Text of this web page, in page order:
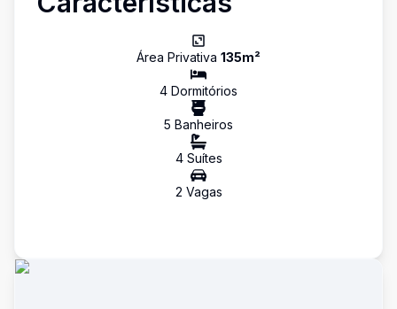
Área Privativa 135m²
4 Dormitórios
5 Banheiros
4Suítes
2 Vagas